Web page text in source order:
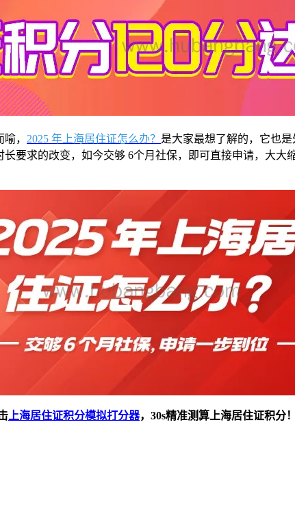
， 2025 年上海居住证怎么办？ 是大家最想了解的，它也
要求的改变，如今交够 6个月社保，即可直接申请，大
上海居住证积分模拟打分器，30s精准测算上海居住证积分